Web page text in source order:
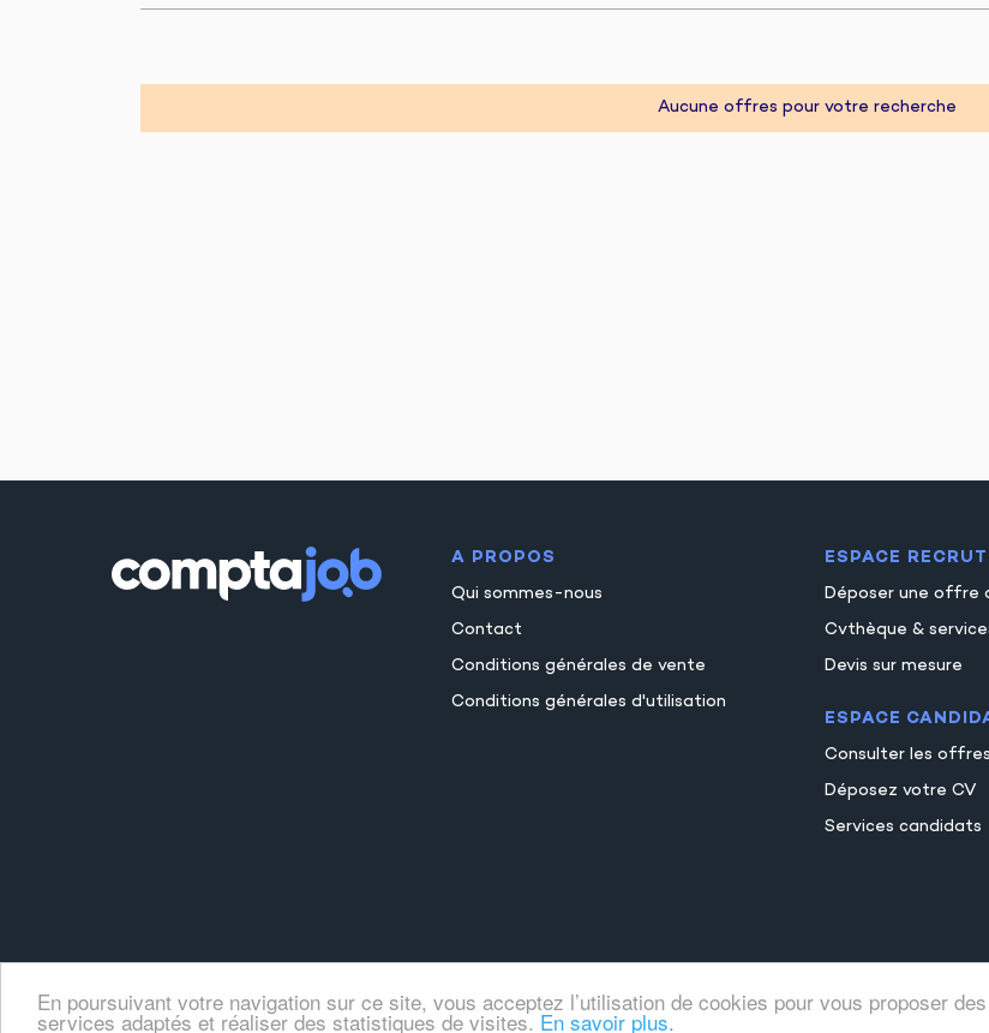
En poursuivant votre navigation sur ce site, vous acceptez l’utilisation de cookies pour vous proposer
services adaptés et réaliser des statistiques de visites. En savoir plus.
Aucune offres pour votre recherche
A PROPOS
Qui sommes-nous
Contact
Conditions générales de vente
Conditions générales d'utilisation
ESPACE
Déposer une offre
Cvthèque &
Devis sur mesure
ESPACE
Consulter les offres
Déposez votre CV
Services candidats
© Comptajob ●